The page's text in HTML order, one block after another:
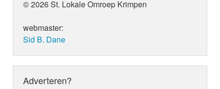
© 2026 St. Lokale Omroep Krimpen
webmaster:
Sid B. Dane
Adverteren?